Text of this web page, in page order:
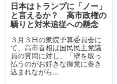
日本はトランプに「ノー」
と言えるか？ 高市政権の
驕りと対米追従への懸念
３月３日の衆院予算委員会に
て、高市首相は国民民主党議
員の質問に対し、「壁を取っ
払うのがお好きな御党に巻き
込まれながら...